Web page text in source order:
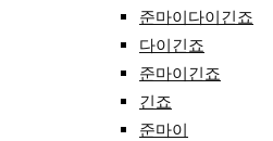
준마이다이긴죠
다이긴죠
준마이긴죠
긴죠
준마이